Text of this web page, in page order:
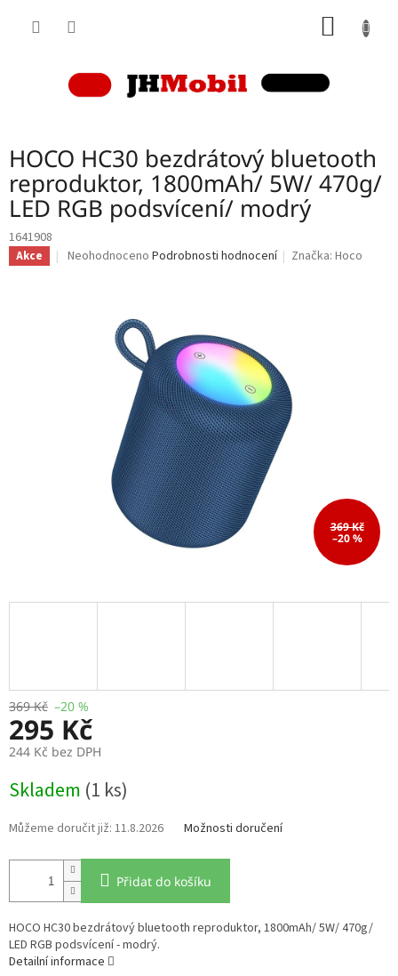
HOCO HC30 bezdrátový bluetooth
reproduktor, 1800mAh/ 5W/ 470g/
LED RGB podsvícení/ modrý
1641908
Akce
Průměrné
Neohodnoceno Podrobnosti hodnocení Značka:Hoco
369 Kč
–20 %
369 Kč –20 %
295 Kč
244 Kč bez DPH
cena:
Skladem (1 ks)
11.8.2026 Možnosti doručení
Přidat do košíku
HOCO HC30 bezdrátový bluetooth reproduktor, 1800mAh/ 5W/ 470g/
LED RGB podsvícení - modrý.
Detailní informace